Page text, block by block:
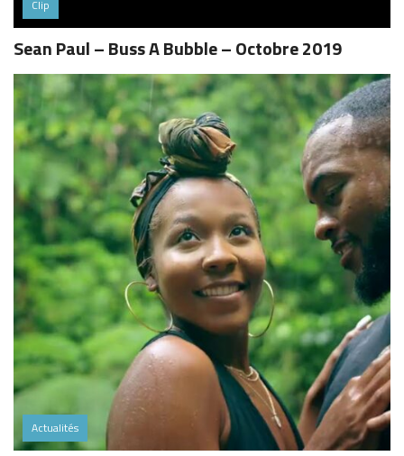
Clip
Sean Paul – Buss A Bubble – Octobre 2019
Actualités